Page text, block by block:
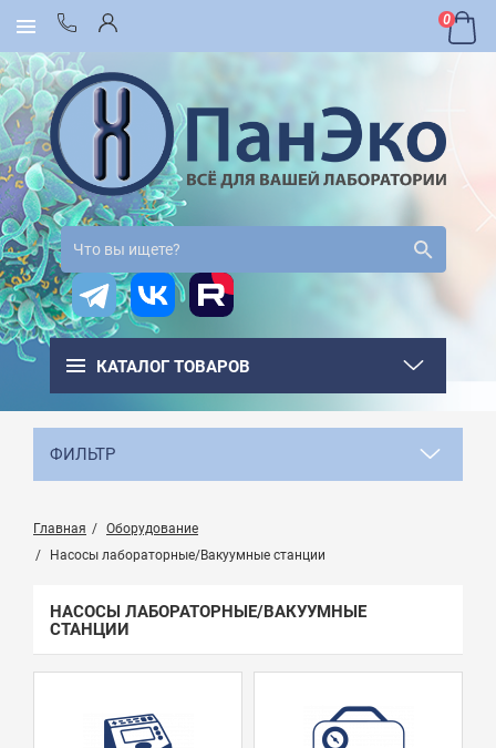
0
КАТАЛОГ ТОВАРОВ
ФИЛЬТР
Главная
Оборудование
Насосы лабораторные/Вакуумные станции
НАСОСЫ ЛАБОРАТОРНЫЕ/ВАКУУМНЫЕ
СТАНЦИИ